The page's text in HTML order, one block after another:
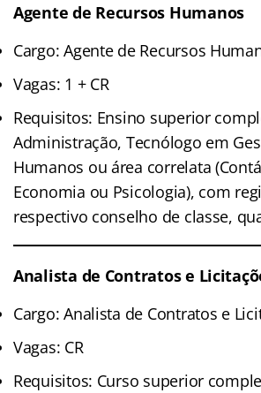
Agente de Recursos Humanos
Cargo: Agente de Recursos
Vagas: 1 + CR
Requisitos: Ensino superior
Administração, Tecnólogo em
Humanos ou área correlata
Economia ou Psicologia), com
respectivo conselho de classe,
Analista de Contratos e
Cargo: Analista de Contratos e
Vagas: CR
Requisitos: Curso superior